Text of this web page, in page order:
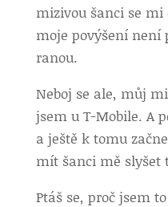
mizivou šanci se
moje povýšení není
ranou.
Neboj se ale, můj
jsem u T-Mobile. A
a ještě k tomu
mít šanci mě slyšet
Ptáš se, proč jsem